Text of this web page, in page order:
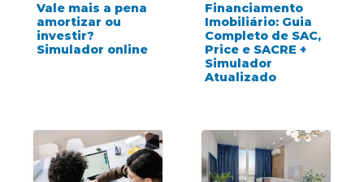
Vale mais a pena
amortizar ou
investir?
Simulador online
Financiamento
Imobiliário: Guia
Completo de SAC,
Price e SACRE +
Simulador
Atualizado